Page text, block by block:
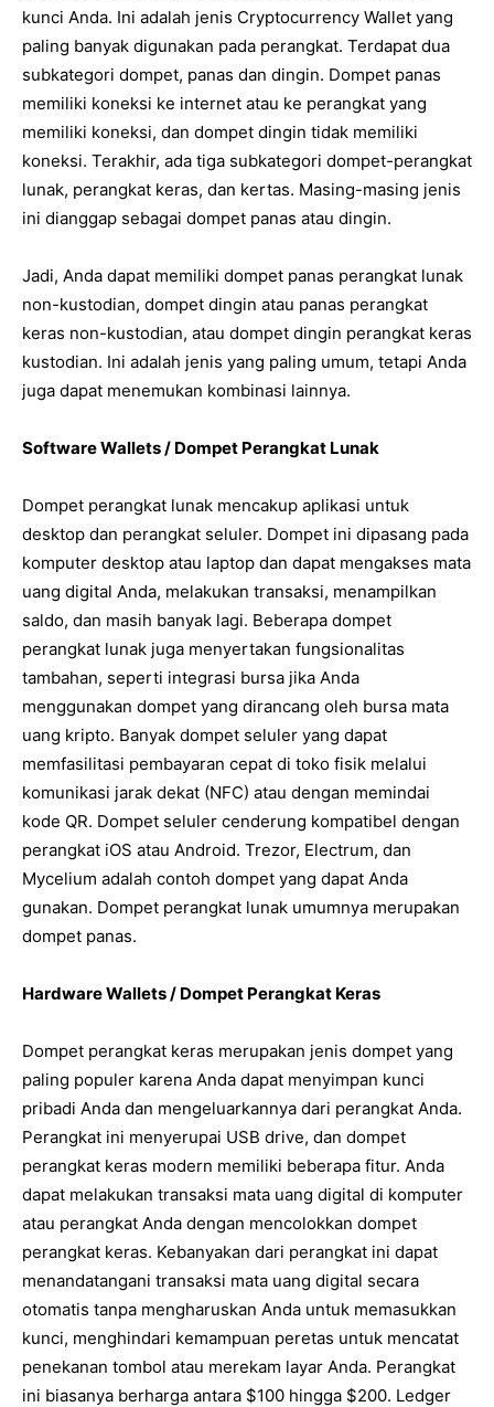
kunci Anda. Ini adalah jenis Cryptocurrency Wallet yang
paling banyak digunakan pada perangkat. Terdapat dua
subkategori dompet, panas dan dingin. Dompet panas
memiliki koneksi ke internet atau ke perangkat yang
memiliki koneksi, dan dompet dingin tidak memiliki
koneksi. Terakhir, ada tiga subkategori dompet-perangkat
lunak, perangkat keras, dan kertas. Masing-masing jenis
ini dianggap sebagai dompet panas atau dingin.
Jadi, Anda dapat memiliki dompet panas perangkat lunak
non-kustodian, dompet dingin atau panas perangkat
keras non-kustodian, atau dompet dingin perangkat keras
kustodian. Ini adalah jenis yang paling umum, tetapi Anda
juga dapat menemukan kombinasi lainnya.
Software Wallets / Dompet Perangkat Lunak
Dompet perangkat lunak mencakup aplikasi untuk
desktop dan perangkat seluler. Dompet ini dipasang pada
komputer desktop atau laptop dan dapat mengakses mata
uang digital Anda, melakukan transaksi, menampilkan
saldo, dan masih banyak lagi. Beberapa dompet
perangkat lunak juga menyertakan fungsionalitas
tambahan, seperti integrasi bursa jika Anda
menggunakan dompet yang dirancang oleh bursa mata
uang kripto. Banyak dompet seluler yang dapat
memfasilitasi pembayaran cepat di toko fisik melalui
komunikasi jarak dekat (NFC) atau dengan memindai
kode QR. Dompet seluler cenderung kompatibel dengan
perangkat iOS atau Android. Trezor, Electrum, dan
Mycelium adalah contoh dompet yang dapat Anda
gunakan. Dompet perangkat lunak umumnya merupakan
dompet panas.
Hardware Wallets / Dompet Perangkat Keras
Dompet perangkat keras merupakan jenis dompet yang
paling populer karena Anda dapat menyimpan kunci
pribadi Anda dan mengeluarkannya dari perangkat Anda.
Perangkat ini menyerupai USB drive, dan dompet
perangkat keras modern memiliki beberapa fitur. Anda
dapat melakukan transaksi mata uang digital di komputer
atau perangkat Anda dengan mencolokkan dompet
perangkat keras. Kebanyakan dari perangkat ini dapat
menandatangani transaksi mata uang digital secara
otomatis tanpa mengharuskan Anda untuk memasukkan
kunci, menghindari kemampuan peretas untuk mencatat
penekanan tombol atau merekam layar Anda. Perangkat
ini biasanya berharga antara $100 hingga $200. Ledger